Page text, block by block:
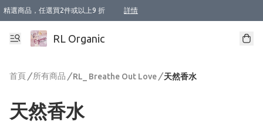
精選商品，任選買2件或以上9 折 詳情
XI周年優惠【新品自由選2件88折/3件85折】
XI周年優惠【Chakra 脈輪平衡自由選2件9折/3件85折/5件8折】
Florame 肌底自由選 2支9折 3支85折
XI周年優惠【蟲蟲退散 · 防衛結界﹞系列2件9折】
Sunki 任選2件95折
BIOFFICINA TOSCANA 任選2支9折 3支85折
Lamav 任選1件9折 2件85折
Mukti Organics 指定產品任選1件9折, 2件88折 3件85折
Intelligent Nutrients Skincare 任選2件9折
deodorant 任選2件88折
化妝品 任選2件95折
XI周年優惠【身心靈單品 任選2件9折/3件85折/5件8折】
XI周年優惠 【精油/香水 任選2件9折/3件85折/5件8折】
XI周年優惠【「關節到肌膚」全效養護 BODY OIL 組2件88折/3件85折】
XI周年優惠【夏日有機物理防曬套裝2件88折】
XI周年優惠【夏日潔面隨意選2件88折/3件85折】
XI周年優惠【逆齡奇蹟抗氧 11 自由選2件88折/3件85折/4件或以上8折】
新會員首次購物即享全單 95 折優惠！
成為VIP / VVIP 可享有生日月現金扣減獎賞優惠 !! 記得去賬户資料填上生日日期啦 !
選用順豐速運，滿$500 免運費
本地速遞 京東 送住宅/ 工商地址 $400 免運費
澳門訂單選用順豐速運，滿$800 免運費
RL Organic
首頁 / 所有商品 / RL_ Breathe Out Love / 天然香水
天然香水